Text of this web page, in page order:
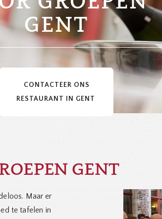
GENT
CONTACTEER ONS
RESTAURANT IN GENT
GENT
Maar er
te tafelen in